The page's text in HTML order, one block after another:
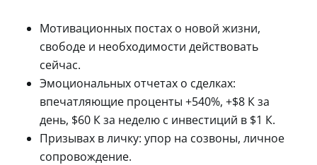
Мотивационных постах о новой жизни,
свободе и необходимости действовать
сейчас.
Эмоциональных отчетах о сделках:
впечатляющие проценты +540%, +$8 К за
день, $60 К за неделю с инвестиций в $1 К.
Призывах в личку: упор на созвоны, личное
сопровождение.